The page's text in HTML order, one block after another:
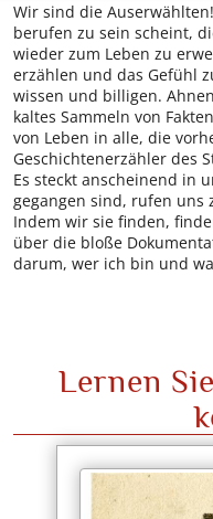
Wir sind die
berufen zu sein scheint,
wieder zum Leben zu
erzählen und das Gefühl
wissen und billigen.
kaltes Sammeln von
von Leben in alle, die
Geschichtenerzähler des
Es steckt anscheinend in
gegangen sind, rufen uns
Indem wir sie finden,
über die bloße
darum, wer ich bin und
Lernen